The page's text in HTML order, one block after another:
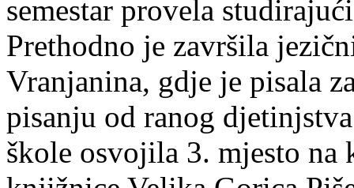
semestar provela
Prethodno je završila
Vranjanina, gdje je pisala
pisanju od ranog
škole osvojila 3. mjesto na